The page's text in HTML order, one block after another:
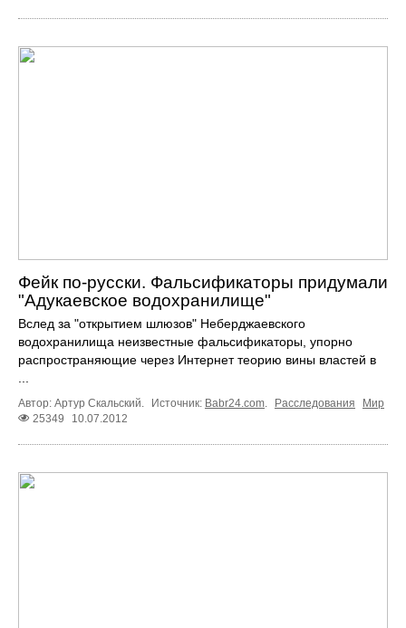
Фейк по-русски. Фальсификаторы придумали
"Адукаевское водохранилище"
Вслед за "открытием шлюзов" Неберджаевского
водохранилища неизвестные фальсификаторы, упорно
распространяющие через Интернет теорию вины властей в
...
Автор: Артур Скальский. Источник: Babr24.com. Расследования
Мир
25349
10.07.2012